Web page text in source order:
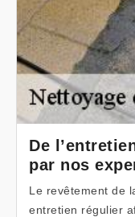
De
par nos
Le revêtement de
entretien régulier